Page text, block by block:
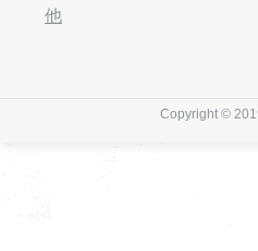
他
Copyright ©